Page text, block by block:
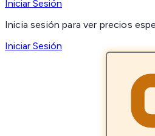
Iniciar Sesión
Inicia sesión para ver precios
Iniciar Sesión